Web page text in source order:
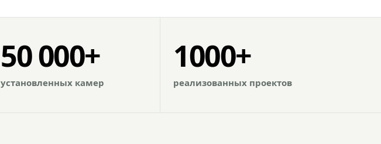
50 000+
установленных камер
1000+
реализованных проектов